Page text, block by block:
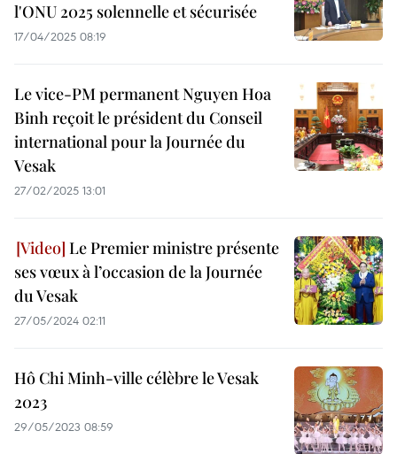
l'ONU 2025 solennelle et sécurisée
17/04/2025 08:19
Le vice-PM permanent Nguyen Hoa
Binh reçoit le président du Conseil
international pour la Journée du
Vesak
27/02/2025 13:01
Le Premier ministre présente
ses vœux à l’occasion de la Journée
du Vesak
27/05/2024 02:11
Hô Chi Minh-ville célèbre le Vesak
2023
29/05/2023 08:59